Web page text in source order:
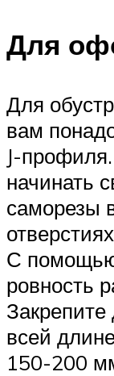
Для
Для
вам
J-
начинать
саморезы
С
ровность
всей
150-200